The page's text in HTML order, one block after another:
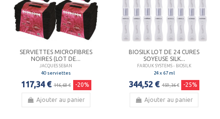
SERVIETTES MICROFIBRES
NOIRES (LOT DE...
JACQUES SEBAN
40 serviettes
117,34 € 146,68 € -20%
Ajouter au panier
BIOSILK LOT DE 24 CURES
SOYEUSE SILK...
FAROUK SYSTEMS - BIOSILK
24 x 67 ml
344,52 € 459,36 € -25%
Ajouter au panier